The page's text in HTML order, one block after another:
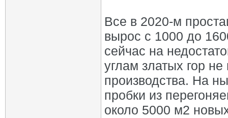
Все в 2020‑м
вырос с 1000 до
сейчас на
углам златых гор
производства. На
пробки из
около 5000 м2